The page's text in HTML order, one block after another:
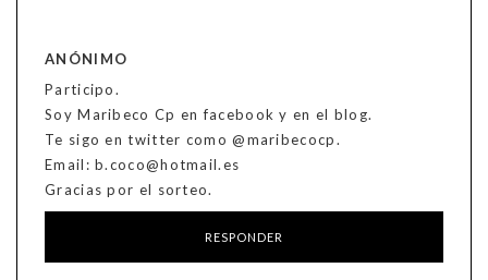
ANÓNIMO
Participo.
Soy Maribeco Cp en facebook y en el blog.
Te sigo en twitter como @maribecocp.
Email: b.coco@hotmail.es
Gracias por el sorteo.
RESPONDER